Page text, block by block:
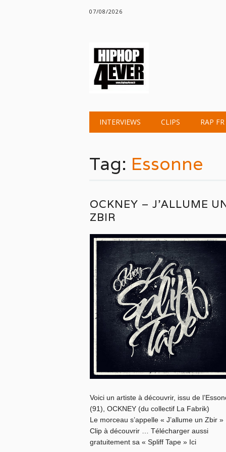
07/08/2026
Main menu
INTERVIEWS CLIPS RAP FR
Tag: Essonne
OCKNEY – J’ALLUME
ZBIR
Voici un artiste à découvrir, issu de
(91), OCKNEY (du collectif La Fabrik)
Le morceau s’appelle « J’allume un Zbir »
Clip à découvrir … Télécharger aussi
gratuitement sa « Spliff Tape » Ici